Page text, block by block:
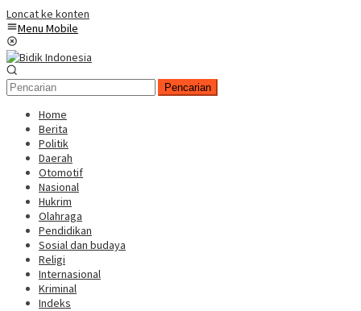
Loncat ke konten
Menu Mobile
Pencarian
Home
Berita
Politik
Daerah
Otomotif
Nasional
Hukrim
Olahraga
Pendidikan
Sosial dan budaya
Religi
Internasional
Kriminal
Indeks